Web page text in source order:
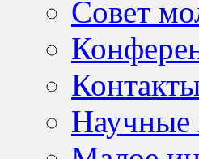
Совет